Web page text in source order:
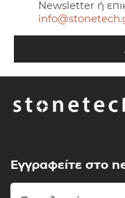
Newsletter ή
Εγγραφείτε στο